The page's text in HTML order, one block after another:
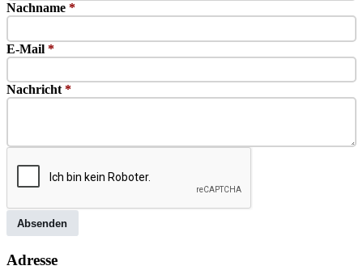
Nachname *
E-Mail *
Nachricht *
Absenden
Adresse